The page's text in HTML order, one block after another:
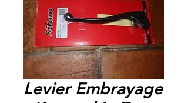
Levier Embrayage